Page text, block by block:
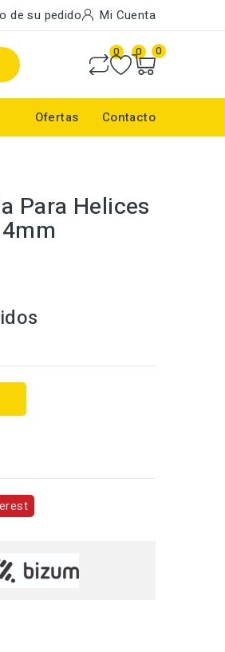
de su pedido Mi Cuenta
0 0 0
Ofertas Contacto
Para Helices